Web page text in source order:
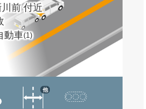
前 付近
動車(1)
他